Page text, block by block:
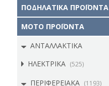
ΠΟΔΗΛΑΤΙΚΑ ΠΡΟΪΟΝΤΑ
ΜΟΤΟ ΠΡΟΪΟΝΤΑ
ΑΝΤΑΛΛΑΚΤΙΚΑ
ΗΛΕΚΤΡΙΚΑ (525)
ΠΕΡΙΦΕΡΕΙΑΚΑ (1193)